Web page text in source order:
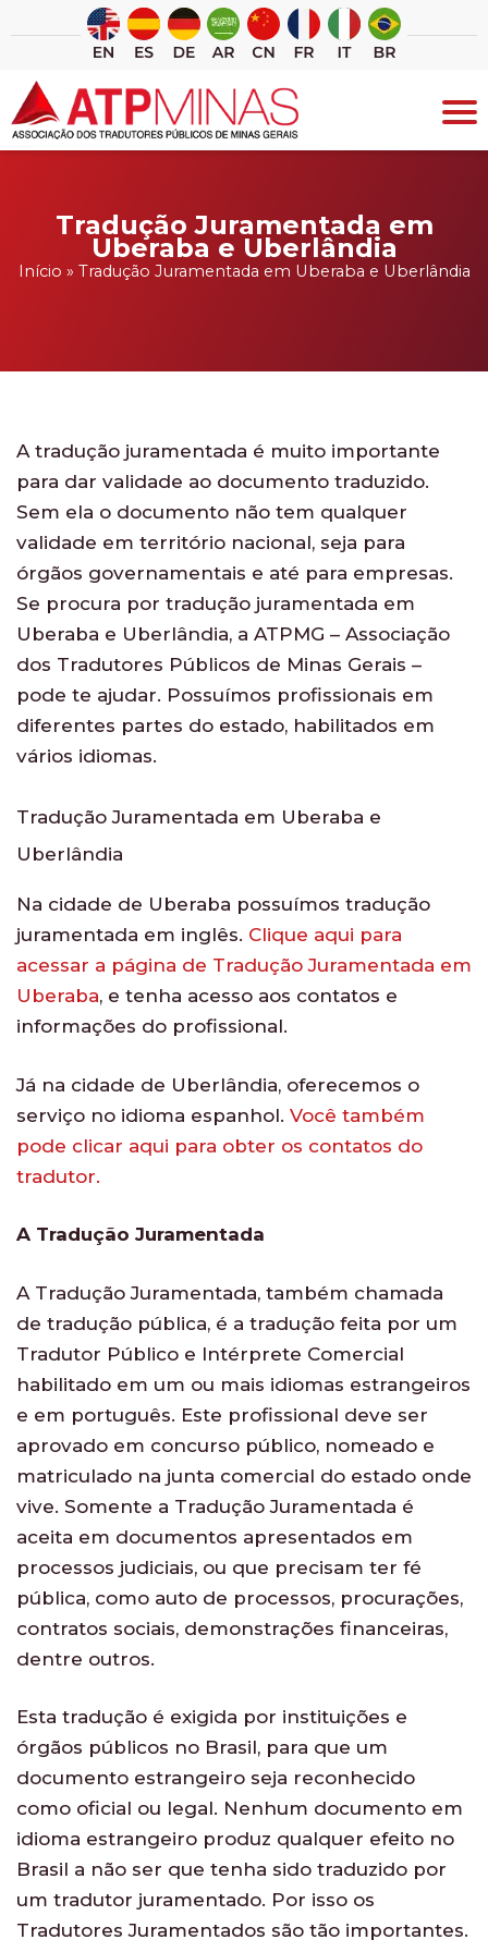
conteúdo
Tradução Juramentada em
Uberaba e Uberlândia
Início » Tradução Juramentada em Uberaba e Uberlândia
A tradução juramentada é muito importante
para dar validade ao documento traduzido.
Sem ela o documento não tem qualquer
validade em território nacional, seja para
órgãos governamentais e até para empresas.
Se procura por tradução juramentada em
Uberaba e Uberlândia, a ATPMG – Associação
dos Tradutores Públicos de Minas Gerais –
pode te ajudar. Possuímos profissionais em
diferentes partes do estado, habilitados em
vários idiomas.
Tradução Juramentada em Uberaba e
Uberlândia
Na cidade de Uberaba possuímos tradução
juramentada em inglês. Clique aqui para
acessar a página de Tradução Juramentada em
Uberaba, e tenha acesso aos contatos e
informações do profissional.
Já na cidade de Uberlândia, oferecemos o
serviço no idioma espanhol. Você também
pode clicar aqui para obter os contatos do
tradutor.
A Tradução Juramentada
A Tradução Juramentada, também chamada
de tradução pública, é a tradução feita por um
Tradutor Público e Intérprete Comercial
habilitado em um ou mais idiomas estrangeiros
e em português. Este profissional deve ser
aprovado em concurso público, nomeado e
matriculado na junta comercial do estado onde
vive. Somente a Tradução Juramentada é
aceita em documentos apresentados em
processos judiciais, ou que precisam ter fé
pública, como auto de processos, procurações,
contratos sociais, demonstrações financeiras,
dentre outros.
Esta tradução é exigida por instituições e
órgãos públicos no Brasil, para que um
documento estrangeiro seja reconhecido
como oficial ou legal. Nenhum documento em
idioma estrangeiro produz qualquer efeito no
Brasil a não ser que tenha sido traduzido por
um tradutor juramentado. Por isso os
Tradutores Juramentados são tão importantes.